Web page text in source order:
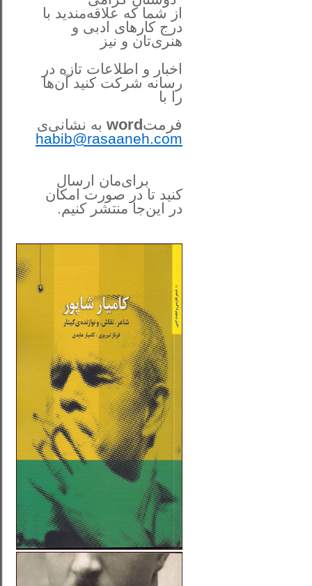
از شما که علاقه‌مندید با
درج کارهای‌ ادبی و
هنری‌تان و نیز
اخبار و اطلاعات تازه در
رسانه شرکت کنید آن‌ها
را با
فرمتword به نشانی‌ی
habib@rasaaneh.com
برای‌مان ارسال
کنید تا در صورت امکان
در این‌جامنتشر کنیم.